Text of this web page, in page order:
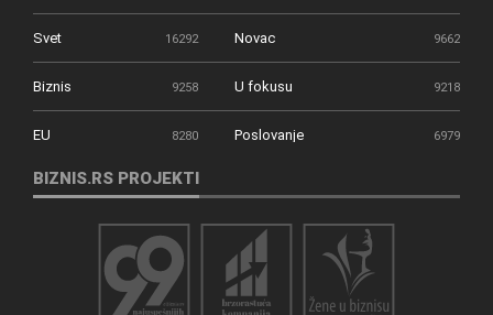
Svet 16292 Novac 9662
Biznis 9258 U fokusu 9218
EU 8280 Poslovanje 6979
BIZNIS.RS PROJEKTI